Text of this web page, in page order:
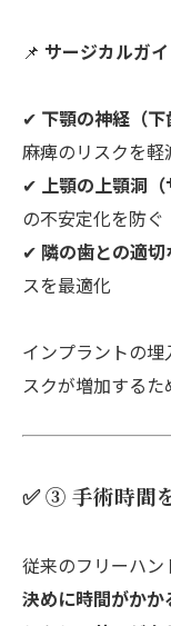
📌 サージカルガ
✔ 下顎の神経（
麻痺のリスクを軽
✔ 上顎の上顎洞
の不安定化を防ぐ
✔ 隣の歯との適
スを最適化
インプラントの
スクが増加するた
✅ ③ 手術時間
従来のフリーハン
決めに時間がか